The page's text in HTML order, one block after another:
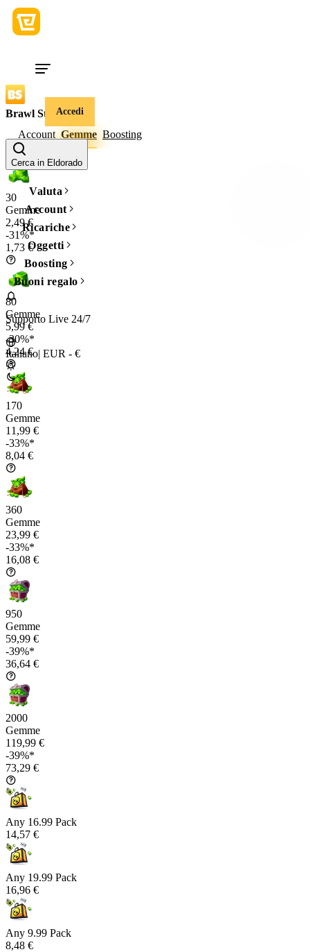
Accedi
Cerca in Eldorado
Valuta
Account
Ricariche
Oggetti
Boosting
Buoni regalo
Supporto Live 24/7
Italiano| EUR - €
Brawl Stars
Account Gemme Boosting
Quantità
30
Gemme
2,49 €
-31%*
1,73 €
80
Gemme
5,99 €
-30%*
4,24 €
170
Gemme
11,99 €
-33%*
8,04 €
360
Gemme
23,99 €
-33%*
16,08 €
950
Gemme
59,99 €
-39%*
36,64 €
2000
Gemme
119,99 €
-39%*
73,29 €
Any 16.99 Pack
14,57 €
Any 19.99 Pack
16,96 €
Any 9.99 Pack
8,48 €